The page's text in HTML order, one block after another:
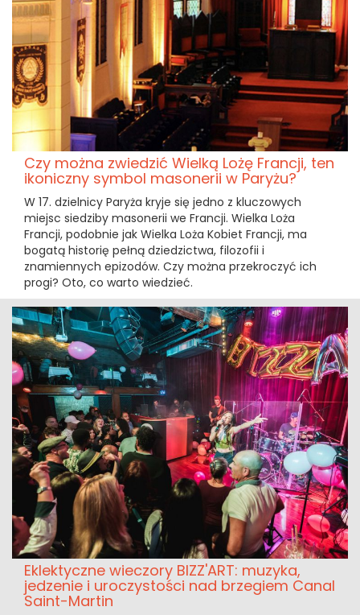
Czy można zwiedzić Wielką Lożę Francji, ten
ikoniczny symbol masonerii w Paryżu?
W 17. dzielnicy Paryża kryje się jedno z kluczowych
miejsc siedziby masonerii we Francji. Wielka Loża
Francji, podobnie jak Wielka Loża Kobiet Francji, ma
bogatą historię pełną dziedzictwa, filozofii i
znamiennych epizodów. Czy można przekroczyć ich
progi? Oto, co warto wiedzieć.
Eklektyczne wieczory BIZZ'ART: muzyka,
jedzenie i uroczystości nad brzegiem Canal
Saint-Martin